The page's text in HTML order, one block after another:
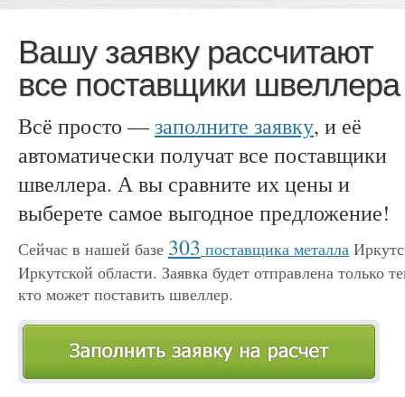
Вашу заявку рассчитают
все поставщики швеллера
Всё просто —заполните заявку, и её
автоматически получат все поставщики
швеллера. А вы сравните их цены и
выберете самое выгодное предложение!
Сейчас в нашей базе 303 поставщика металла
Иркутской области. Заявка будет отправлена только
кто может поставить швеллер.